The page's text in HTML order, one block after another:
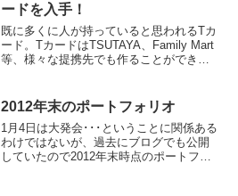
ードを入手！
既に多くに人が持っていると思われるTカ
ード。TカードはTSUTAYA、Family Mart
等、様々な提携先でも作ることができる
屋書店なら洗練されたTカードを作ること
2012年末のポートフォリオ
1月4日は大発会･･･ということに関係ある
わけではないが、過去にブログでも公開
していたので2012年末時点のポートフォ